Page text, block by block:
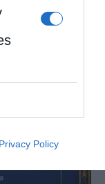
Privacy Policy